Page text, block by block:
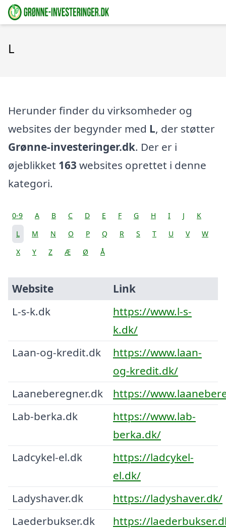
L
Herunder finder du virksomheder og
websites der begynder med L, der støtter
Grønne-investeringer.dk. Der er i
øjeblikket 163 websites oprettet i denne
kategori.
0-9 A B C D E F G H I J
K
L
M N O P Q R S T U V
W
X
Y Z Æ Ø Å
Website
Link
L-s-k.dk
https://www.l-s-
k.dk/
Laan-og-kredit.dk
https://www.laan-
og-kredit.dk/
Laaneberegner.dk
https://
Lab-berka.dk
https://www.lab-
berka.dk/
Ladcykel-el.dk
https://ladcykel-
el.dk/
Ladyshaver.dk
https://ladyshaver.dk/
Laederbukser.dk
https://